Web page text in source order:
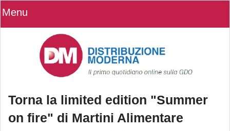
Menu
Torna la limited edition "Summer
on fire" di Martini Alimentare